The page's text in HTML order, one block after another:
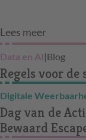
Lees meer
Data en AI |Blog
Regels voor de
Digitale
Dag van de
Bewaard